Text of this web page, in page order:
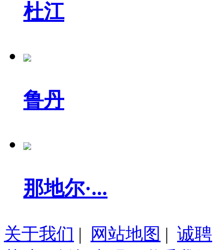
杜江
鲁丹
那地尔·...
关于我们 | 网站地图 | 诚聘